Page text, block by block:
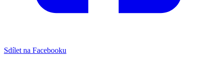
Sdílet na Facebooku